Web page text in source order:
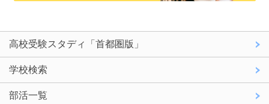
高校受験スタディ「首都圏版」
学校検索
部活一覧